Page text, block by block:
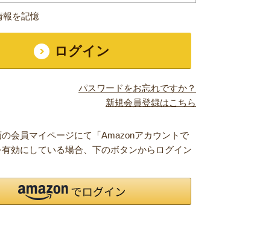
報を記憶
パスワードをお忘れですか？
新規会員登録はこちら
会員マイページにて「Amazonアカウントで
効にしている場合、下のボタンからログイン